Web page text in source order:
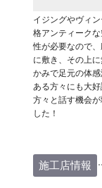
イジングやヴィ
格アンティーク
性が必要なので
に敷き、その上
かみで足元の体
ある方々にも大
方々と話す機会
した！
施工店情報